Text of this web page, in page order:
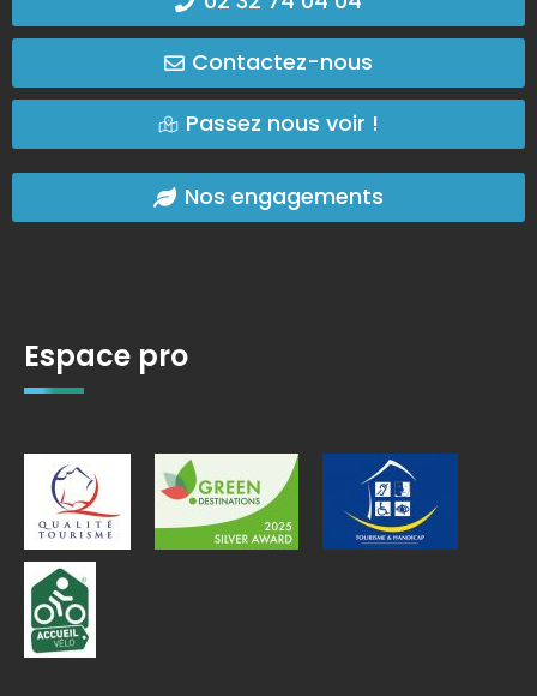
Contactez-nous
Passez nous voir !
Nos engagements
Espace pro